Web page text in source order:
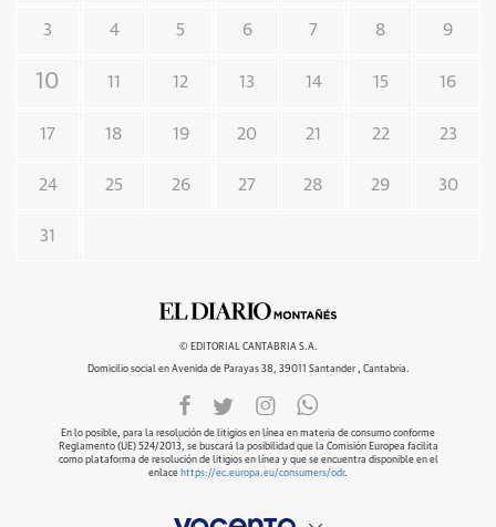
3 4 5 6 7 8 9
10 11 12 13 14 15 16
17 18 19 20 21 22 23
24 25 26 27 28 29 30
31
© EDITORIAL CANTABRIA S.A.
Domicilio social en Avenida de Parayas 38, 39011 Santander , Cantabria.
En lo posible, para la resolución de litigios en línea en materia de consumo conforme
Reglamento (UE) 524/2013, se buscará la posibilidad que la Comisión Europea facilita
como plataforma de resolución de litigios en línea y que se encuentra disponible en el
enlace https://ec.europa.eu/consumers/odr.